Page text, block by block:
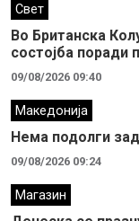
Свет
Во Британска
состојба поради
09/08/2026 09:40
Македонија
Нема подолги
09/08/2026 09:24
Магазин